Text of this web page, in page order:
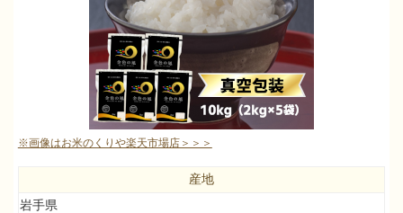
※画像はお米のくりや楽天市場店＞＞＞
産地
岩手県